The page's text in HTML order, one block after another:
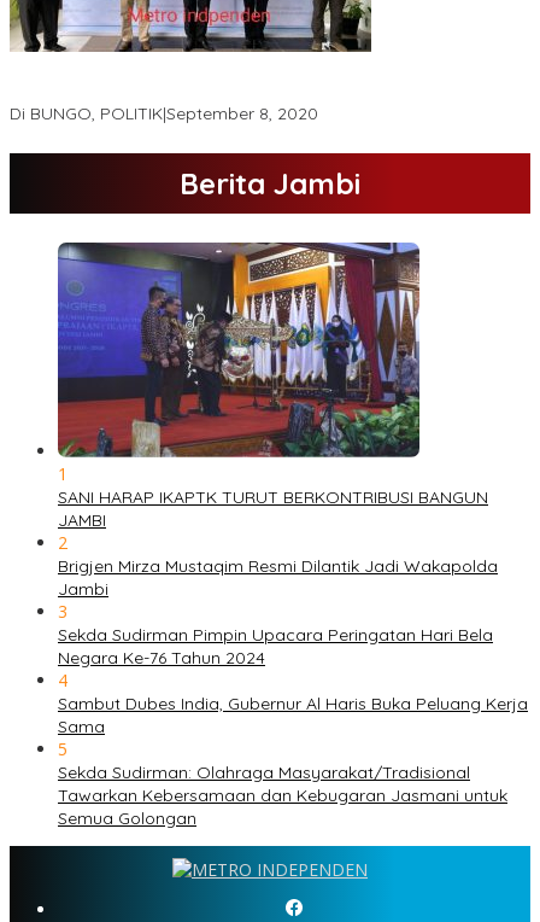
Di BUNGO, POLITIK|September 8, 2020
Berita Jambi
1
SANI HARAP IKAPTK TURUT BERKONTRIBUSI BANGUN
JAMBI
2
Brigjen Mirza Mustaqim Resmi Dilantik Jadi Wakapolda
Jambi
3
Sekda Sudirman Pimpin Upacara Peringatan Hari Bela
Negara Ke-76 Tahun 2024
4
Sambut Dubes India, Gubernur Al Haris Buka Peluang Kerja
Sama
5
Sekda Sudirman: Olahraga Masyarakat/Tradisional
Tawarkan Kebersamaan dan Kebugaran Jasmani untuk
Semua Golongan